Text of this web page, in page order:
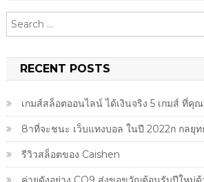
RECENT POSTS
เกมส์สล็อตออนไลน์ ได้เงินจริง 5 เกมส์ ที่คุ
8าที่จะชนะ เว็บแทงบอล ในปี 2022ก กลยุ
รีวิวสล็อตของ Caishen